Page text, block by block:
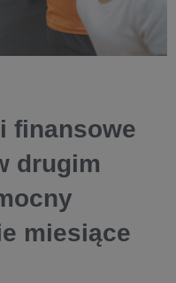
finansowe
drugim
miesiące